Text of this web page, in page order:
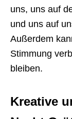
uns, uns auf
und uns auf
Außerdem
Stimmung
bleiben.
Kreative